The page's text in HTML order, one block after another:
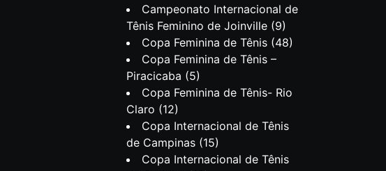
Campeonato Internacional de
Tênis Feminino de Joinville (9)
Copa Feminina de Tênis (48)
Copa Feminina de Tênis –
Piracicaba (5)
Copa Feminina de Tênis- Rio
Claro (12)
Copa Internacional de Tênis
de Campinas (15)
Copa Internacional de Tênis